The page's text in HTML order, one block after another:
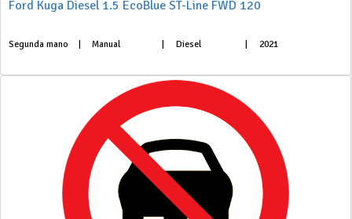
Ford Kuga Diesel 1.5 EcoBlue ST-Line FWD 120
Segunda mano Manual Diesel 2021